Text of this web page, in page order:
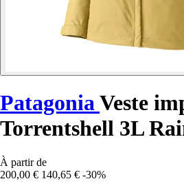
PatagoniaVeste
Torrentshell 3L
À partir de
200,00 € 140,65 € -30%